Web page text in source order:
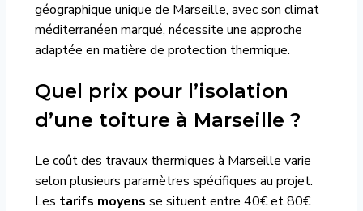
géographique unique de Marseille, avec son climat
méditerranéen marqué, nécessite une approche
adaptée en matière de protection thermique.
Quel prix pour l’isolation
d’une toiture à Marseille ?
Le coût des travaux thermiques à Marseille varie
selon plusieurs paramètres spécifiques au projet.
Les tarifs moyens se situent entre 40€ et 80€